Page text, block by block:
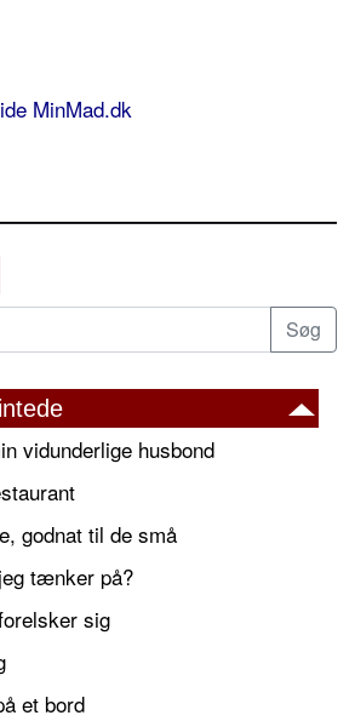
MinMad.dk
vidunderlige husbond
godnat til de små
tænker på?
sig
et bord